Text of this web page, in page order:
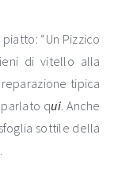
“Un Pizzico
di vitello alla
tipica
qui. Anche
sottile della